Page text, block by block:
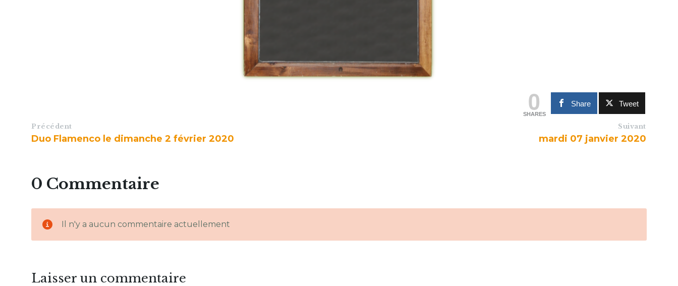
0
SHARES
Share Tweet
Précédent
Duo Flamenco le dimanche 2 février 2020
Suivant
mardi 07 janvier 2020
0 Commentaire
Il n'y a aucun commentaire actuellement
Laisser un commentaire